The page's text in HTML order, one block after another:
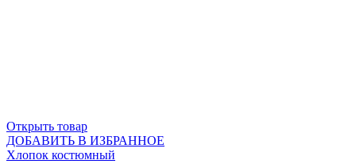
Открыть товар
ДОБАВИТЬ В ИЗБРАННОЕ
Хлопок костюмный